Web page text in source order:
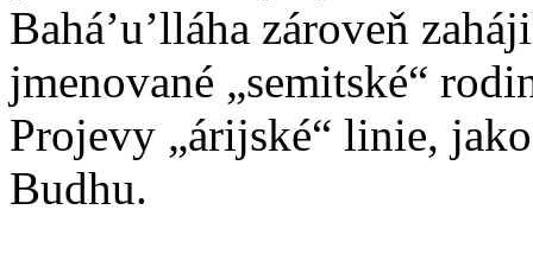
Bahá’u’lláha zároveň
jmenované „semitské“
Projevy „árijské“ linie,
Budhu.